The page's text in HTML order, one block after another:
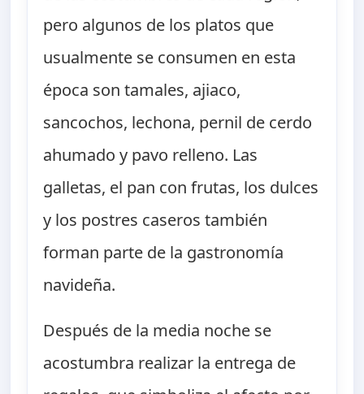
pero algunos de los platos que
usualmente se consumen en esta
época son tamales, ajiaco,
sancochos, lechona, pernil de cerdo
ahumado y pavo relleno. Las
galletas, el pan con frutas, los dulces
y los postres caseros también
forman parte de la gastronomía
navideña.
Después de la media noche se
acostumbra realizar la entrega de